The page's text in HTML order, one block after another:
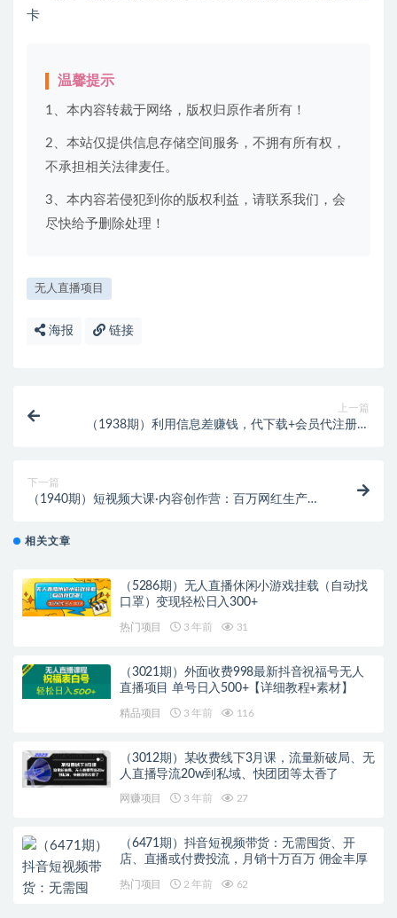
卡
温馨提示
1、本内容转裁于网络，版权归原作者所有！
2、本站仅提供信息存储空间服务，不拥有所有权，
不承担相关法律麦任。
3、本内容若侵犯到你的版权利益，请联系我们，会
尽快给予删除处理！
无人直播项目
海报 链接
上一篇
（1938期）利用信息差赚钱，代下载+会员代注册服
下一篇
（1940期）短视频大课·内容创作营：百万网红生产流
相关文章
（5286期）无人直播休闲小游戏挂载（自动找
口罩）变现轻松日入300+
热门项目 3 年前 31
（3021期）外面收费998最新抖音祝福号无人
直播项目 单号日入500+【详细教程+素材】
精品项目 3 年前 116
（3012期）某收费线下3月课，流量新破局、无
人直播导流20w到私域、快团团等太香了
网赚项目 3 年前 27
（6471期）抖音短视频带货：无需囤货、开
店、直播或付费投流，月销十万百万 佣金丰厚
热门项目 2 年前 62